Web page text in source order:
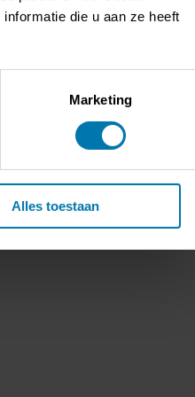
die u aan ze heeft
Marketing
Alles toestaan